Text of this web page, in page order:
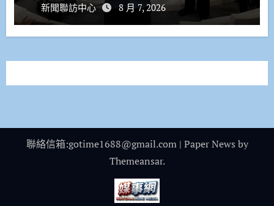
新聞聯訪中心 8 月 7, 2026
聯絡信箱:gotime1688@gmail.com | Paper News by
Themeansar.